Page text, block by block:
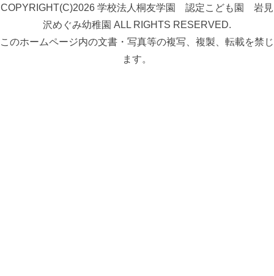
COPYRIGHT(C)2026 学校法人桐友学園 認定こども園 岩見
沢めぐみ幼稚園 ALL RIGHTS RESERVED.
このホームページ内の文書・写真等の複写、複製、転載を禁じ
ます。